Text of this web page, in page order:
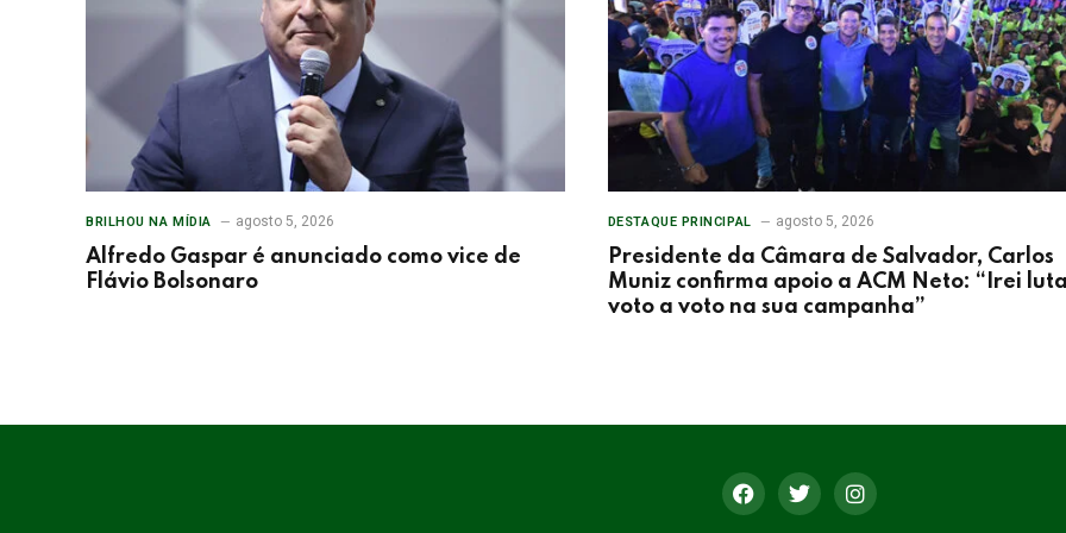
BRILHOU NA MÍDIA agosto 5, 2026
Alfredo Gaspar é anunciado como vice de
Flávio Bolsonaro
DESTAQUE PRINCIPAL agosto 5, 2026
Presidente da Câmara de Salvador, Carlos
Muniz confirma apoio a ACM Neto: “Irei
voto a voto na sua campanha”